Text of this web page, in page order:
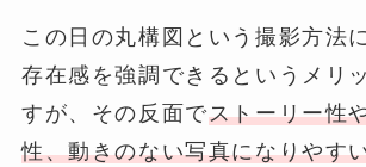
この日の丸構図という撮影方法
存在感を強調できるというメリ
すが、その反面でストーリー性
性、動きのない写真になりやす